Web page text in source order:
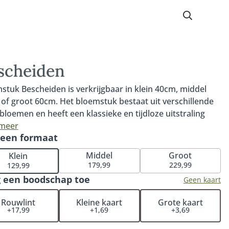
Bescheiden is verkrijgbaar in klein 40cm, middel
of groot 60cm. Het bloemstuk bestaat uit verschillende
en heeft een klassieke en tijdloze uitstraling
het rouwstuk geschikt is voor elk afscheid. Het
rouwstuk Bescheiden is een compact en tijdloos
Het rouwstuk wordt rond samengesteld. Vanaf
kanten zijn de bloemen in dit ronde bloemstuk
zien. Fijn om te weten: iedere bestelling met rouwwerk
en handmatig gecontroleerd. Hiermee
wij dat het rouwstuk volledig naar wens wordt
De rouwbloemen worden op een locatie naar
(bij een kerk, rouwcentrum of crematorium). Je hoeft
formaat
Klein
129,99
Middel
179,99
Groot
229,99
een boodschap toe Geen kaart
Rouwlint
+17,99
Kleine kaart
+1,69
Grote kaart
+3,69